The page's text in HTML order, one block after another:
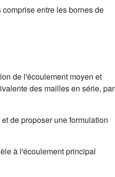
comprise entre les bornes de
de l'écoulement moyen et
des mailles en série, par
de proposer une formulation
à l'écoulement principal